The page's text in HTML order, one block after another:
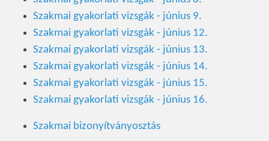
Szakmai gyakorlati vizsgák - június 9.
Szakmai gyakorlati vizsgák - június 12.
Szakmai gyakorlati vizsgák - június 13.
Szakmai gyakorlati vizsgák - június 14.
Szakmai gyakorlati vizsgák - június 15.
Szakmai gyakorlati vizsgák - június 16.
Szakmai bizonyítványosztás